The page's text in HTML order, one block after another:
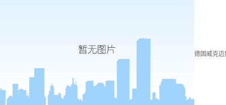
德国威克迈